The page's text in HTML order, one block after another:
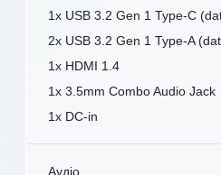
1x USB 3.2 Gen 1 Type-C
2x USB 3.2 Gen 1 Type-A
1x HDMI 1.4
1x 3.5mm Combo Audio Jack
1x DC-in
Аудіо